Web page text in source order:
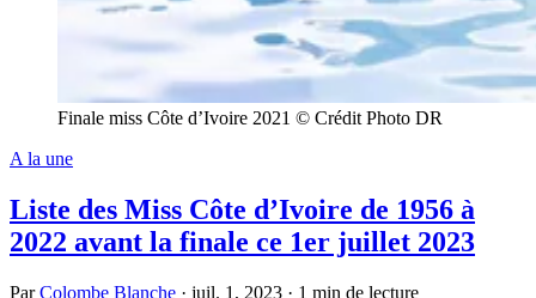
Finale miss Côte d’Ivoire 2021 © Crédit Photo DR
A la une
Liste des Miss Côte d’Ivoire de 1956 à
2022 avant la finale ce 1er juillet 2023
ParColombe Blanche · juil. 1, 2023 · 1 min de lecture